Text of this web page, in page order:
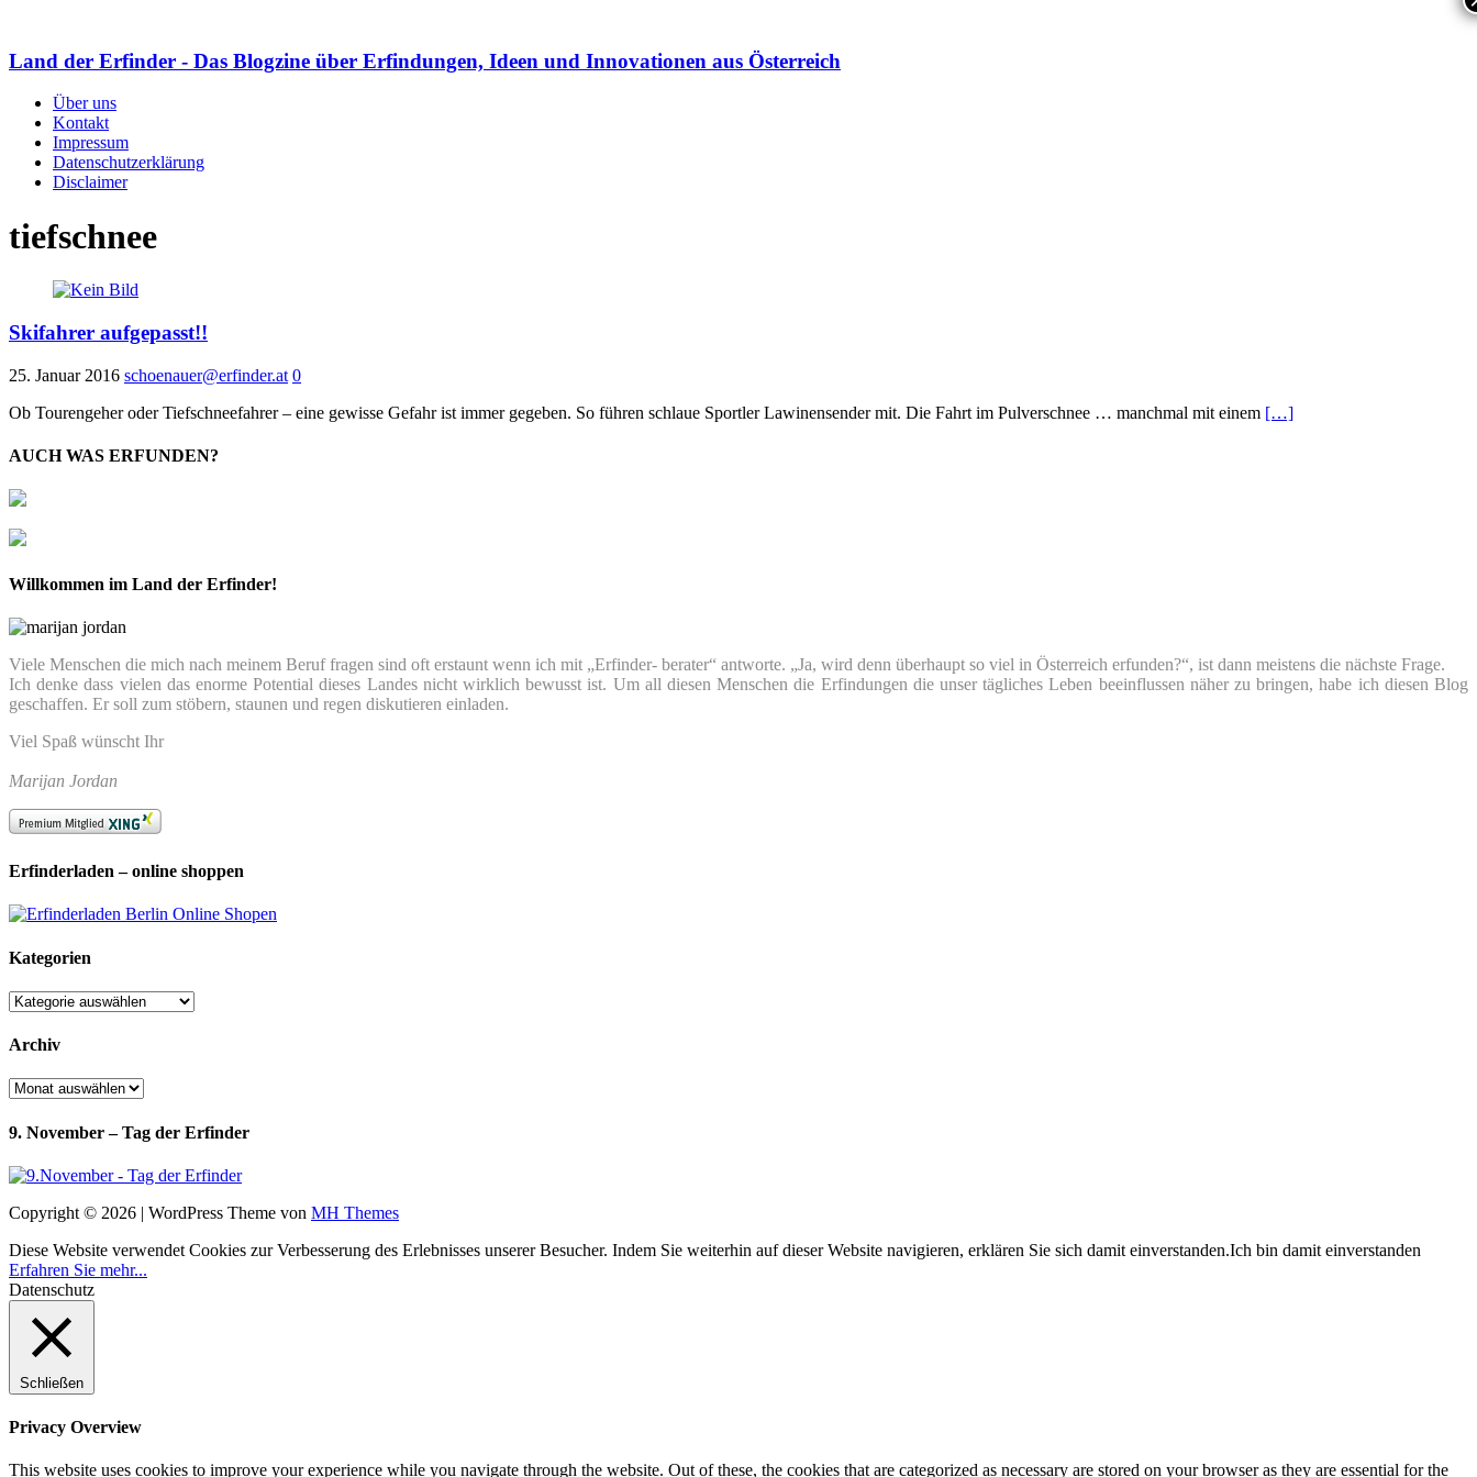
Land der Erfinder - Das Blogzine über Erfindungen, Ideen und Innovationen aus Österreich
Über uns
Kontakt
Impressum
Datenschutzerklärung
Disclaimer
tiefschnee
Skifahrer aufgepasst!!
25. Januar 2016 schoenauer@erfinder.at 0
Ob Tourengeher oder Tiefschneefahrer – eine gewisse Gefahr ist immer gegeben. So führen schlaue Sportler Lawinensender mit. Die Fahrt im Pulverschnee … manchmal mit einem […]
AUCH WAS ERFUNDEN?
Willkommen im Land der Erfinder!
Viele Menschen die mich nach meinem Beruf fragen sind oft erstaunt wenn ich mit „Erfinder- berater“ antworte. „Ja, wird denn überhaupt so viel in Österreich erfunden?“, ist dann meistens die nächste Frage.
Ich denke dass vielen das enorme Potential dieses Landes nicht wirklich bewusst ist. Um all diesen Menschen die Erfindungen die unser tägliches Leben beeinflussen näher zu bringen, habe ich diesen Blog
geschaffen. Er soll zum stöbern, staunen und regen diskutieren einladen.
Viel Spaß wünscht Ihr
Marijan Jordan
Erfinderladen – online shoppen
Kategorien
Kategorien
Archiv
Archiv
9. November – Tag der Erfinder
Copyright © 2026 | WordPress Theme von MH Themes
Diese Website verwendet Cookies zur Verbesserung des Erlebnisses unserer Besucher. Indem Sie weiterhin auf dieser Website navigieren, erklären Sie sich damit einverstanden.Ich bin damit einverstanden
Erfahren Sie mehr...
Datenschutz
Schließen
Privacy Overview
This website uses cookies to improve your experience while you navigate through the website. Out of these, the cookies that are categorized as necessary are stored on your browser as they are essential for the